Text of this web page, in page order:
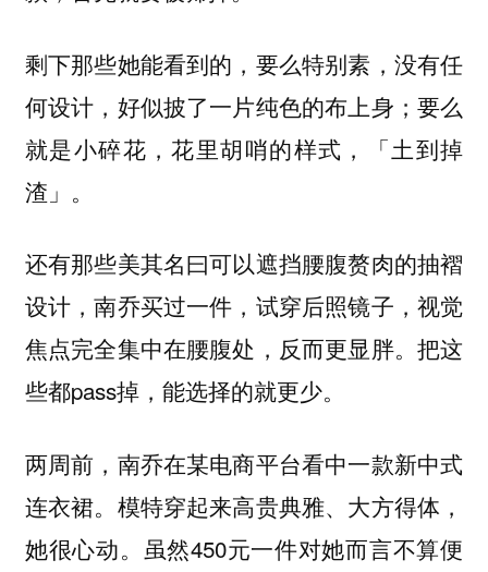
剩下那些她能看到的，要么特别素，没有任
何设计，好似披了一片纯色的布上身；要么
就是小碎花，花里胡哨的样式，「土到掉
渣」。
还有那些美其名曰可以遮挡腰腹赘肉的抽褶
设计，南乔买过一件，试穿后照镜子，视觉
焦点完全集中在腰腹处，反而更显胖。把这
些都pass掉，能选择的就更少。
两周前，南乔在某电商平台看中一款新中式
连衣裙。模特穿起来高贵典雅、大方得体，
她很心动。虽然450元一件对她而言不算便